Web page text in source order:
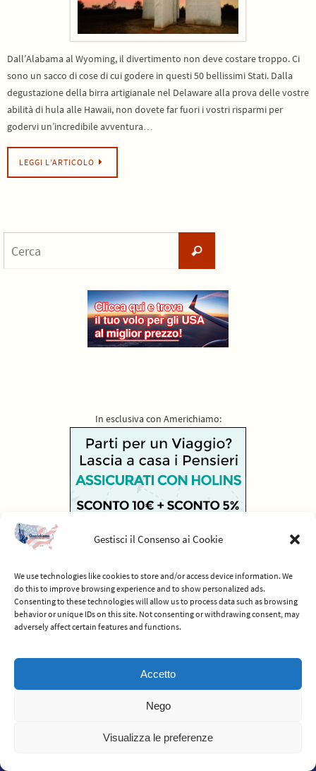
Gestisci il Consenso ai Cookie
We use technologies like cookies to store and/or access device information. We
do this to improve browsing experience and to show personalized ads.
Consenting to these technologies will allow us to process data such as browsing
behavior or unique IDs on this site. Not consenting or withdrawing consent, may
adversely affect certain features and functions.
Accetto
Nego
Visualizza le preferenze
Dall’Alabama al Wyoming, il divertimento non deve costare troppo. Ci
sono un sacco di cose di cui godere in questi 50 bellissimi Stati. Dalla
degustazione della birra artigianale nel Delaware alla prova delle vostre
abilità di hula alle Hawaii, non dovete far fuori i vostri risparmi per
godervi un’incredibile avventura…
LEGGI L’ARTICOLO
Cerca
In esclusiva con Americhiamo:
© 2012-2026 Americhiamo - Tutti i diritti riservati -
Termini e condizioni
del servizio
Nirvana&